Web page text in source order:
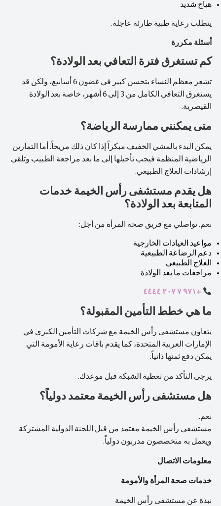
هياج شديد
يتطلب رعاية طبية طارئة عاجلة.
أسئلة مكررة
كم تستغرق فترة التعافي بعد الولادة؟
تشعر معظم النساء بتحسن كبير في غضون 6 أسابيع، ولكن قد
يستغرق التعافي الكامل من 3 إلى 6 أشهر، خاصة بعد الولادة
القيصرية.
متى يمكنني ممارسة الرياضة؟
يمكن البدء بالمشي الخفيف مبكراً إذا كان ذلك مريحاً. أما التمارين
الرياضية المنظمة فيجب تأجيلها إلى ما بعد مراجعة الطبيب وتلقي
إرشادات العلاج الطبيعي.
هل يقدم مستشفى رأس الخيمة خدمات
المتابعة بعد الولادة؟
نعم. تواصلي مع فريق صحة المرأة من أجل:
مواعيد العيادات الخارجية
دعم الرضاعة الطبيعية
العلاج الطبيعي
مراجعات ما بعد الولادة
+٩٧١ ٧ ٢٠٧ ٤٤٤٤
ما هي خطط التأمين المقبولة؟
يتعاون مستشفى رأس الخيمة مع شركات التأمين الكبرى في
الإمارات العربية المتحدة، كما يقدم باقات رعاية الأمومة التي
يمكن دفع ثمنها ذاتياً.
يرجى التأكد من تغطية الشبكة قبل موعدك.
هل مستشفى رأس الخيمة معتمد دولياً؟
نعم.
مستشفى رأس الخيمة معتمد من قبل اللجنة الدولية المشتركة
ويعمل به متخصصون مدربون دولياً.
معلومات الاتصال
خدمات صحة المرأة والأمومة
نبذة عن مستشفى رأس الخيمة